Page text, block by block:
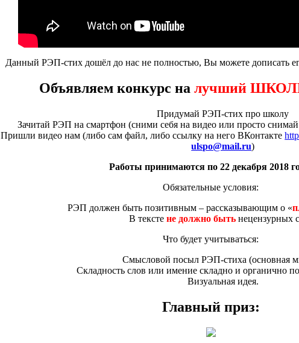
Данный РЭП-стих дошёл до нас не полностью, Вы можете дописать
Объявляем конкурс на лучший
Придумай РЭП-стих про школу
Зачитай РЭП на смартфон (сними себя на видео или просто
Пришли видео нам (либо сам файл, либо ссылку на него ВКонтакте
ulspo@mail.ru)
Работы принимаются по 22 декабря 2018
Обязательные условия:
РЭП должен быть позитивным – рассказывающим о «
В тексте не должно бытьнецензурных
Что будет учитываться:
Смысловой посыл РЭП-стиха (основная
Складность слов или имение складно и органично
Визуальная идея.
Главный приз: